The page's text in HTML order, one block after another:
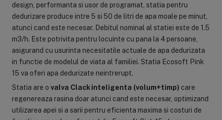
design, performanta si usor de programat, statia pentru
dedurizare produce intre 5 si 50 de litri de apa moale pe minut,
atunci cand este necesar. Debitul nominal al statiei este de 1.5
m3/h. Este potrivita pentru locuinte cu pana la 4 persoane,
asigurand cu usurinta necesitatile actuale de apa dedurizata
in functie de modelul de viata al familiei. Statia Ecosoft Pink
15 va oferi apa dedurizate neintrerupt.
Statia are o valva Clack inteligenta (volum+timp) care
regenereaza rasina doar atunci cand este necesar, optimizand
utilizarea apei si a sarii pentru eficienta maxima si costuri de